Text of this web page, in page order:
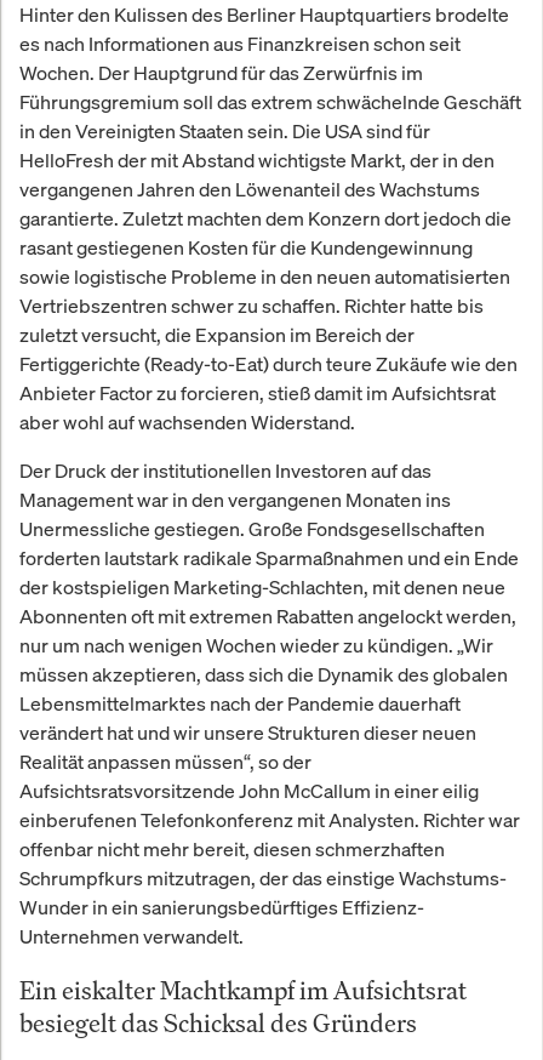
Hinter den Kulissen des Berliner Hauptquartiers brodelte
es nach Informationen aus Finanzkreisen schon seit
Wochen. Der Hauptgrund für das Zerwürfnis im
Führungsgremium soll das extrem schwächelnde Geschäft
in den Vereinigten Staaten sein. Die USA sind für
HelloFresh der mit Abstand wichtigste Markt, der in den
vergangenen Jahren den Löwenanteil des Wachstums
garantierte. Zuletzt machten dem Konzern dort jedoch die
rasant gestiegenen Kosten für die Kundengewinnung
sowie logistische Probleme in den neuen automatisierten
Vertriebszentren schwer zu schaffen. Richter hatte bis
zuletzt versucht, die Expansion im Bereich der
Fertiggerichte (Ready-to-Eat) durch teure Zukäufe wie den
Anbieter Factor zu forcieren, stieß damit im Aufsichtsrat
aber wohl auf wachsenden Widerstand.
Der Druck der institutionellen Investoren auf das
Management war in den vergangenen Monaten ins
Unermessliche gestiegen. Große Fondsgesellschaften
forderten lautstark radikale Sparmaßnahmen und ein Ende
der kostspieligen Marketing-Schlachten, mit denen neue
Abonnenten oft mit extremen Rabatten angelockt werden,
nur um nach wenigen Wochen wieder zu kündigen. „Wir
müssen akzeptieren, dass sich die Dynamik des globalen
Lebensmittelmarktes nach der Pandemie dauerhaft
verändert hat und wir unsere Strukturen dieser neuen
Realität anpassen müssen“, so der
Aufsichtsratsvorsitzende John McCallum in einer eilig
einberufenen Telefonkonferenz mit Analysten. Richter war
offenbar nicht mehr bereit, diesen schmerzhaften
Schrumpfkurs mitzutragen, der das einstige Wachstums-
Wunder in ein sanierungsbedürftiges Effizienz-
Unternehmen verwandelt.
Ein eiskalter Machtkampf im Aufsichtsrat
besiegelt das Schicksal des Gründers